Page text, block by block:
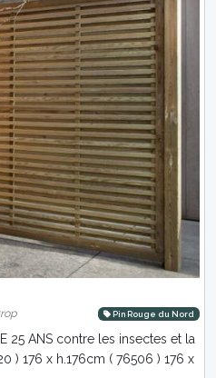
Pin Rouge du Nord
25 ANS contre les insectes et la
) 176 x h.176cm ( 76506 ) 176 x